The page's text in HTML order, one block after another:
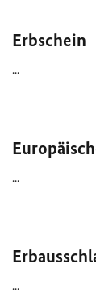
Erbschein
...
...
...